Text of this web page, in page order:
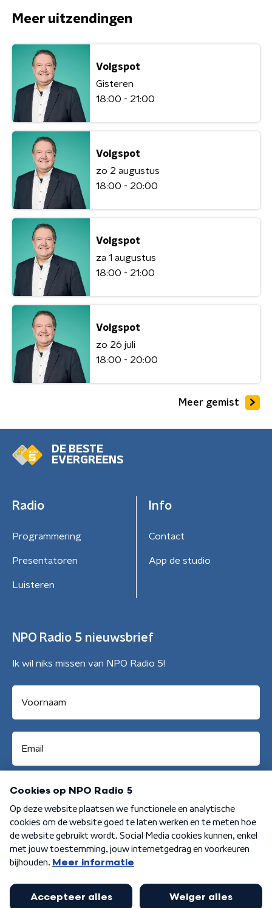
Meer uitzendingen
Volgspot
Gisteren
18:00 - 21:00
Volgspot
zo 2 augustus
18:00 - 20:00
Volgspot
za 1 augustus
18:00 - 21:00
Volgspot
zo 26 juli
18:00 - 20:00
Meer gemist
DE BESTE
EVERGREENS
Radio
Programmering
Presentatoren
Luisteren
Info
Contact
App de studio
NPO Radio 5 nieuwsbrief
Ik wil niks missen van NPO Radio 5!
Aanmelden
Algemene voorwaarden